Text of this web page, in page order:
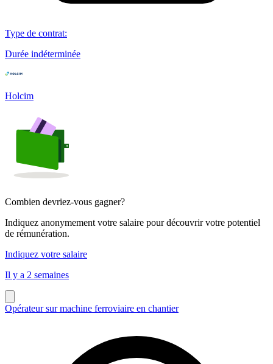
Type de contrat:
Durée indéterminée
Holcim
Combien devriez-vous gagner?
Indiquez anonymement votre salaire pour découvrir votre potentiel
de rémunération.
Indiquez votre salaire
Il y a 2 semaines
Opérateur sur machine ferroviaire en chantier